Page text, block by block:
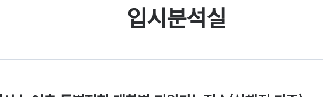
입시분석실